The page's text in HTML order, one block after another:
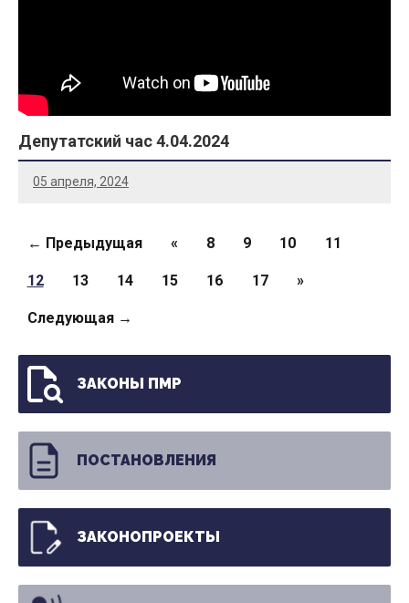
Депутатский час 4.04.2024
05 апреля, 2024
Страницы
← Предыдущая « 8 9 10 11
12 13 14 15 16 17 »
Следующая →
ЗАКОНЫ ПМР
ПОСТАНОВЛЕНИЯ
ЗАКОНОПРОЕКТЫ